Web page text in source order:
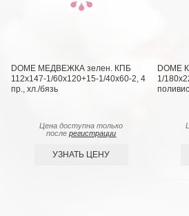
DOME МЕДВЕЖКА зелен. КПБ
112х147-1/60х120+15-1/40х60-2, 4
пр., хл./бязь
Цена доступна только
послерегистрации
УЗНАТЬ ЦЕНУ
DOME
1/